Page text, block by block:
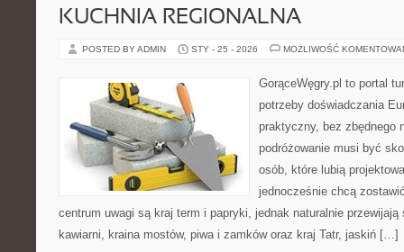
KUCHNIA REGIONALNA
POSTED BY ADMIN STY - 25 - 2026 MOŻLIWOŚĆ
GorąceWęgry.pl to portal
potrzeby doświadczania
praktyczny, bez zbędnego
podróżowanie musi być
osób, które lubią
jednocześnie chcą
centrum uwagi są kraj term i papryki, jednak naturalnie
kawiarni, kraina mostów, piwa i zamków oraz kraj Tatr, jaskiń […]